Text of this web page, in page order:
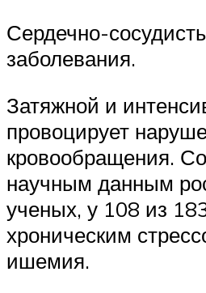
Сердечно-
заболевания.
Затяжной и
провоцирует
кровообращения.
научным данным
ученых, у 108 из
хроническим
ишемия.